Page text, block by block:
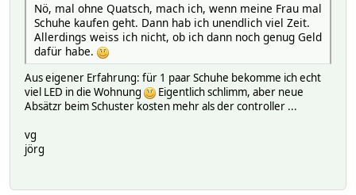
Nö, mal ohne Quatsch, mach ich, wenn meine Frau mal
Schuhe kaufen geht. Dann hab ich unendlich viel Zeit.
Allerdings weiss ich nicht, ob ich dann noch genug Geld
dafür habe.
Aus eigener Erfahrung: für 1 paar Schuhe bekomme ich echt
viel LED in die Wohnung
Eigentlich schlimm, aber neue
Absätzr beim Schuster kosten mehr als der controller ...
vg
jörg